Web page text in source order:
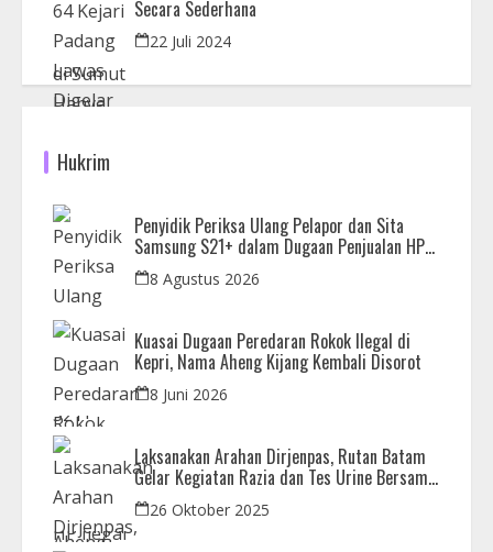
Secara Sederhana
22 Juli 2024
Hukrim
Penyidik Periksa Ulang Pelapor dan Sita
Samsung S21+ dalam Dugaan Penjualan HP
Ilegal di Nagoya Hill
8 Agustus 2026
Kuasai Dugaan Peredaran Rokok Ilegal di
Kepri, Nama Aheng Kijang Kembali Disorot
8 Juni 2026
Laksanakan Arahan Dirjenpas, Rutan Batam
Gelar Kegiatan Razia dan Tes Urine Bersama
APH26 Oktober 2025